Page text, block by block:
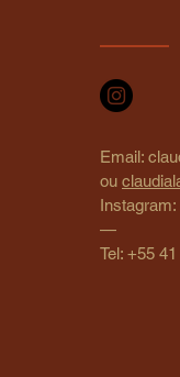
Email:
ou
—
Tel: +55